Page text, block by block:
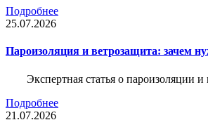
Подробнее
25.07.2026
Пароизоляция и ветрозащита: зачем
Экспертная статья о пароизоляции
Подробнее
21.07.2026